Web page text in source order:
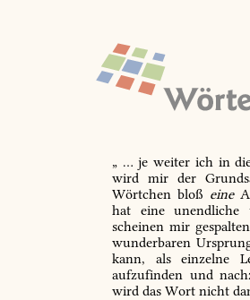
„ … je weiter ich in
wird mir der
Wörtchen bloß eine
hat eine unendliche
scheinen mir
wunderbaren
kann, als einzelne
aufzufinden und
wird das Wort nicht